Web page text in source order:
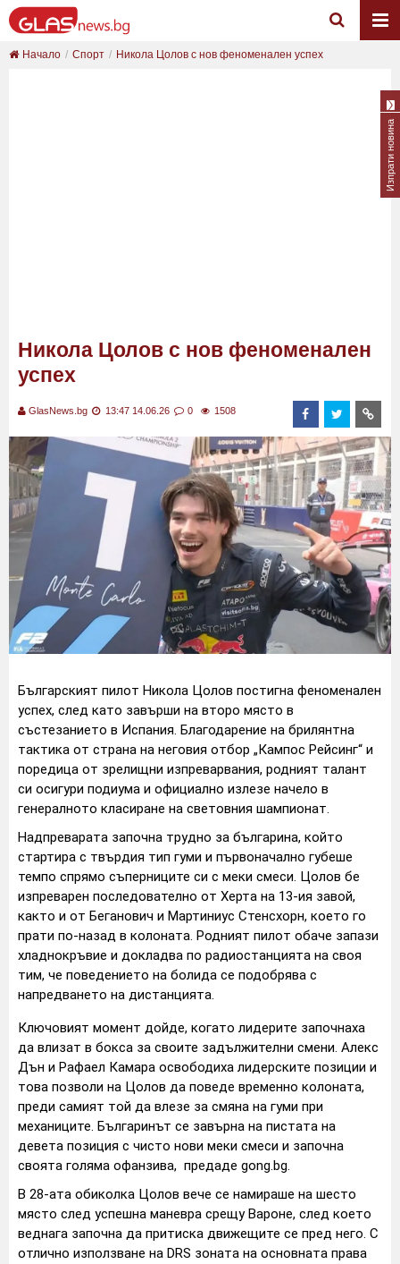
Начало Спорт Никола Цолов с нов феноменален успех
Никола Цолов с нов феноменален
успех
GlasNews.bg 13:47 14.06.26 0 1508
Българският пилот Никола Цолов постигна феноменален
успех, след като завърши на второ място в
състезанието в Испания. Благодарение на брилянтна
тактика от страна на неговия отбор „Кампос Рейсинг“ и
поредица от зрелищни изпреварвания, родният талант
си осигури подиума и официално излезе начело в
генералното класиране на световния шампионат.
Надпреварата започна трудно за българина, който
стартира с твърдия тип гуми и първоначално губеше
темпо спрямо съперниците си с меки смеси. Цолов бе
изпреварен последователно от Херта на 13-ия завой,
както и от Беганович и Мартиниус Стенсхорн, което го
прати по-назад в колоната. Родният пилот обаче запази
хладнокръвие и докладва по радиостанцията на своя
тим, че поведението на болида се подобрява с
напредването на дистанцията.
Ключовият момент дойде, когато лидерите започнаха
да влизат в бокса за своите задължителни смени. Алекс
Дън и Рафаел Камара освободиха лидерските позиции и
това позволи на Цолов да поведе временно колоната,
преди самият той да влезе за смяна на гуми при
механиците. Българинът се завърна на пистата на
девета позиция с чисто нови меки смеси и започна
своята голяма офанзива, предаде gong.bg.
В 28-ата обиколка Цолов вече се намираше на шесто
място след успешна маневра срещу Вароне, след което
веднага започна да притиска движещите се пред него. С
отлично използване на DRS зоната на основната права
Изпрати новина